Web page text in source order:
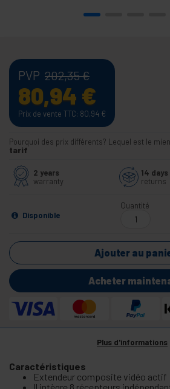
PVP 202,35€
80,94 €
Prix de vente TTC: 80,94 €
Pourquoi des prix différents? Lequel est le
tarif
2 years
warranty
14 days
returns
Disponible
Quantité
Ajouter au
Acheter
Plus d'informations
Caractéristiques
Extendeur composite vidéo actif